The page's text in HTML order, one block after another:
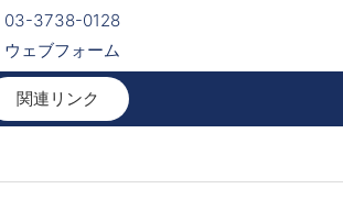
03-3738-0128
ウェブフォーム
関連リンク